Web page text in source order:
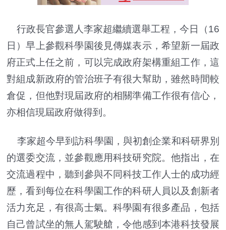
行政長官參選人李家超繼續選舉工程，今日（16
日）早上參觀科學園後見傳媒表示，希望新一屆政
府正式上任之前，可以完成政府架構重組工作，這
對組成新政府的管治班子有很大幫助，雖然時間較
倉促，但他對現屆政府的相關準備工作很有信心，
亦相信現屆政府做得到。
李家超今早到訪科學園，與初創企業和科研界別
的選委交流，並參觀應用科技研究院。他指出，在
交流過程中，聽到參與不同科技工作人士的成功經
歷，看到每位在科學園工作的科研人員以及創新者
活力充足，有很高士氣。科學園有很多產品，包括
自己曾試坐的無人駕駛艙，令他感到本港科技發展